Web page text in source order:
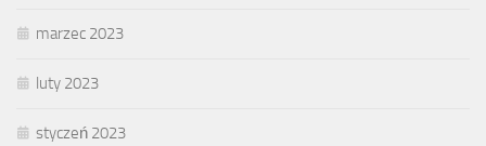
marzec 2023
luty 2023
styczeń 2023